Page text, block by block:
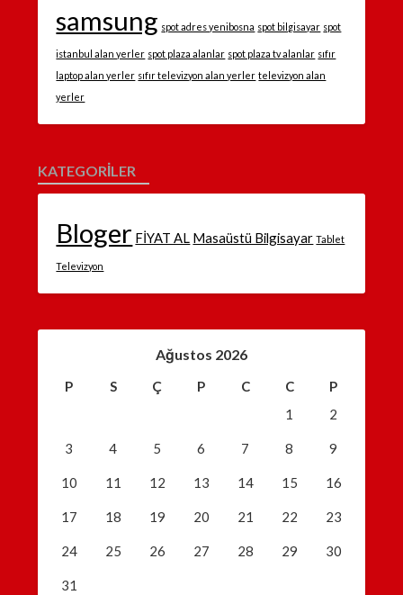
samsung spot adres yenibosna spot bilgisayar spot
istanbul alan yerler spot plaza alanlar spot plaza tv alanlar sıfır
laptop alan yerler sıfır televizyon alan yerler televizyon alan
yerler
KATEGORILER
Bloger FİYAT AL Masaüstü Bilgisayar Tablet
Televizyon
Ağustos 2026
P S Ç P C C
P
1
2
3 4 5 6 7 8 9
10 11 12 13 14 15 16
17 18 19 20 21 22 23
24 25 26 27 28 29 30
31